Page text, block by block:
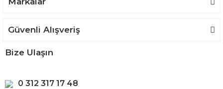
Güvenli Alışveriş
Bize Ulaşın
0 312 317 17 48